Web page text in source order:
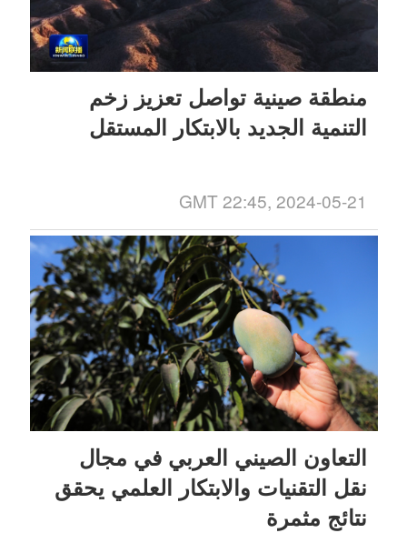
منطقة صينية تواصل تعزيز زخم
التنمية الجديد بالابتكار المستقل
GMT 22:45, 2024-05-21
التعاون الصيني العربي في مجال
نقل التقنيات والابتكار العلمي يحقق
نتائج مثمرة